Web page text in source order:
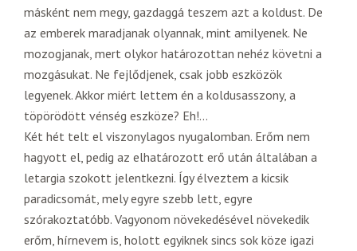
másként nem megy, gazdaggá teszem azt a koldust. De
az emberek maradjanak olyannak, mint amilyenek. Ne
mozogjanak, mert olykor határozottan nehéz követni a
mozgásukat. Ne fejlődjenek, csak jobb eszközök
legyenek. Akkor miért lettem én a koldusasszony, a
töpörödött vénség eszköze? Eh!…
Két hét telt el viszonylagos nyugalomban. Erőm nem
hagyott el, pedig az elhatározott erő után általában a
letargia szokott jelentkezni. Így élveztem a kicsik
paradicsomát, mely egyre szebb lett, egyre
szórakoztatóbb. Vagyonom növekedésével növekedik
erőm, hírnevem is, holott egyiknek sincs sok köze igazi